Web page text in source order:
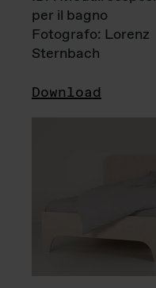
per il bagno
Fotografo: Lorenz
Sternbach
Download